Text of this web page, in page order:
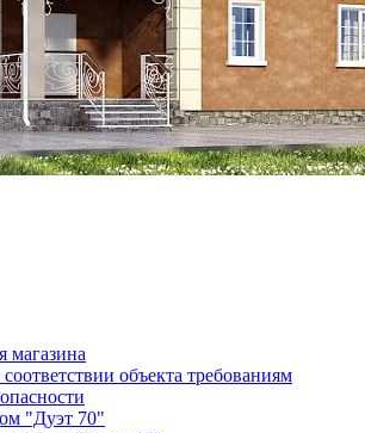
магазина
объекта требованиям
"Дуэт 70"